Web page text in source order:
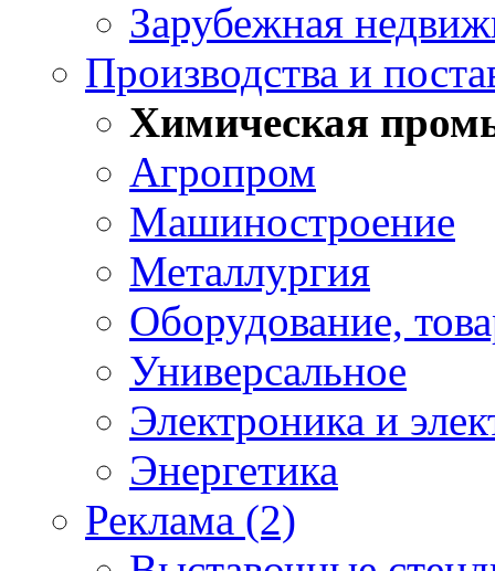
Зарубежная
Производства и
Химическая
Агропром
Машиностроение
Металлургия
Оборудование,
Универсальное
Электроника и
Энергетика
Реклама (2)